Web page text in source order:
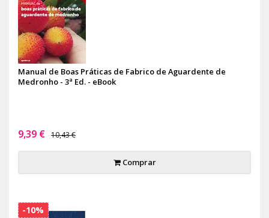
Manual de Boas Práticas de Fabrico de Aguardente de
Medronho - 3ª Ed. - eBook
9,39 € 10,43 €
Comprar
-10%